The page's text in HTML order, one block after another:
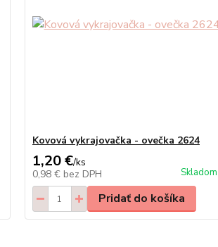
Kovová vykrajovačka - ovečka 2624
1,20 €/ks
0,98 € bez DPH Skladom
Pridať do košíka